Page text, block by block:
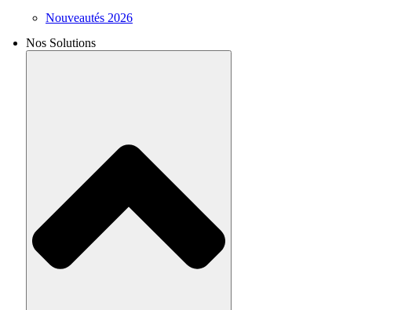
Nouveautés 2026
Nos Solutions